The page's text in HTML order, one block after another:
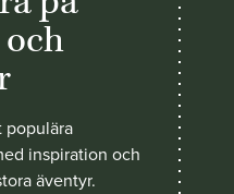
populära
inspiration och
äventyr.